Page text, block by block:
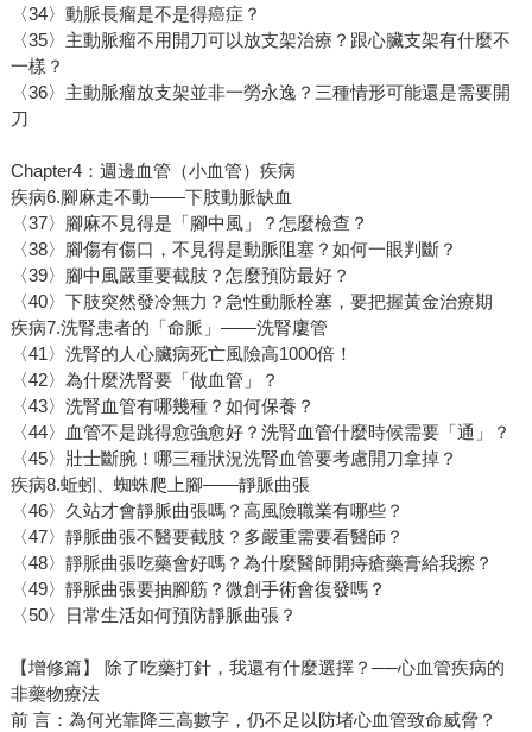
〈34〉動脈長瘤是不是得癌症？
〈35〉主動脈瘤不用開刀可以放支架治療？跟心臟支架有什麼不
一樣？
〈36〉主動脈瘤放支架並非一勞永逸？三種情形可能還是需要開
刀
Chapter4：週邊血管（小血管）疾病
疾病6.腳麻走不動——下肢動脈缺血
〈37〉腳麻不見得是「腳中風」？怎麼檢查？
〈38〉腳傷有傷口，不見得是動脈阻塞？如何一眼判斷？
〈39〉腳中風嚴重要截肢？怎麼預防最好？
〈40〉下肢突然發冷無力？急性動脈栓塞，要把握黃金治療期
疾病7.洗腎患者的「命脈」——洗腎廔管
〈41〉洗腎的人心臟病死亡風險高1000倍！
〈42〉為什麼洗腎要「做血管」？
〈43〉洗腎血管有哪幾種？如何保養？
〈44〉血管不是跳得愈強愈好？洗腎血管什麼時候需要「通」？
〈45〉壯士斷腕！哪三種狀況洗腎血管要考慮開刀拿掉？
疾病8.蚯蚓、蜘蛛爬上腳——靜脈曲張
〈46〉久站才會靜脈曲張嗎？高風險職業有哪些？
〈47〉靜脈曲張不醫要截肢？多嚴重需要看醫師？
〈48〉靜脈曲張吃藥會好嗎？為什麼醫師開痔瘡藥膏給我擦？
〈49〉靜脈曲張要抽腳筋？微創手術會復發嗎？
〈50〉日常生活如何預防靜脈曲張？
【增修篇】 除了吃藥打針，我還有什麼選擇？──心血管疾病的
非藥物療法
前 言：為何光靠降三高數字，仍不足以防堵心血管致命威脅？